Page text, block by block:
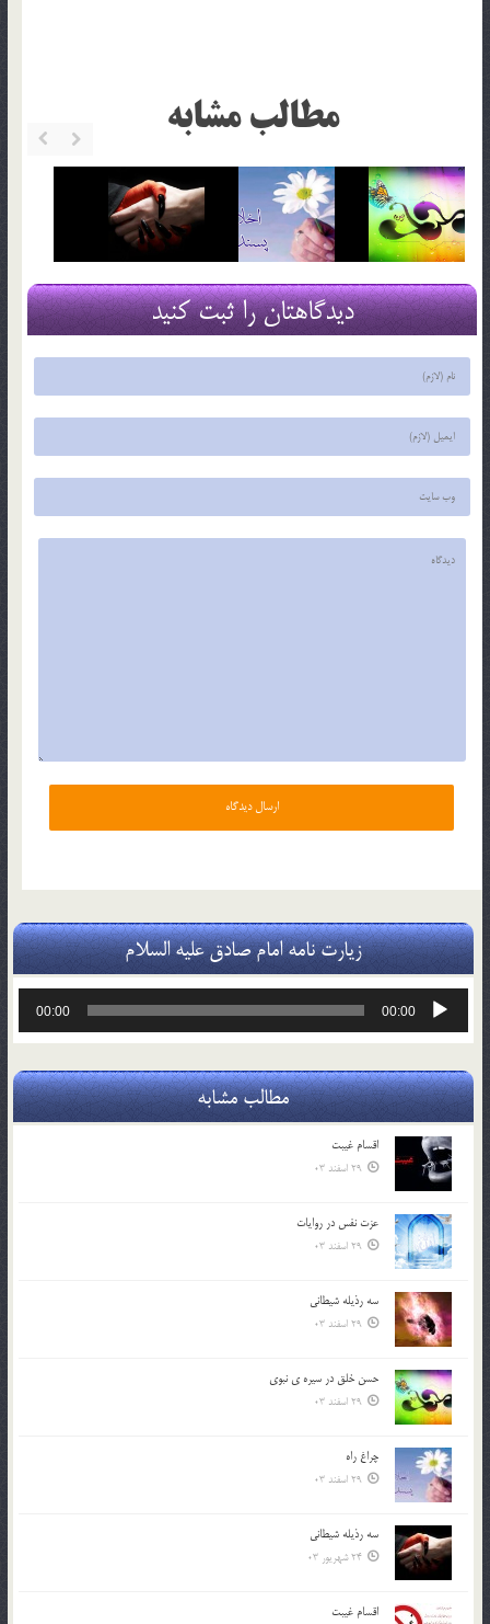
مطالب مشابه
دیدگاهتان را ثبت کنید
زیارت نامه امام صادق علیه السلام
پخش‌کننده
00:00
00:00
مطالب مشابه
اقسام غيبت
29 اسفند 03
عزت نفس در روايات
29 اسفند 03
سه رذیله شیطانی
29 اسفند 03
حسن خلق در سيره ي نبوي
29 اسفند 03
چراغ راه
29 اسفند 03
سه رذیله شیطانی
24 شهریور 03
اقسام غيبت